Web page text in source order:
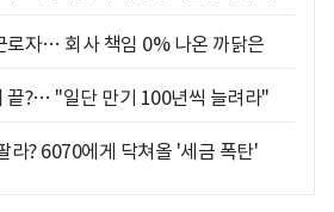
로자… 회사 책임 0% 나온 까닭은
끝?… "일단 만기 100년씩 늘려라"
라? 6070에게 닥쳐올 '세금 폭탄'